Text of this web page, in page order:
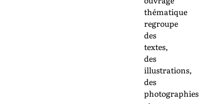
thématique
regroupe
des
textes,
des
illustrations,
des
photographies